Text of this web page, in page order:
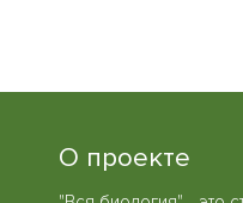
О проекте